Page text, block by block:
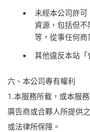
未經本公司許
資源，包括但
等，從事任何商
其他違反本站「
六、本公司專有權利
1.本服務所載，或本服
廣告商或合夥人所提供
或法律所保障。